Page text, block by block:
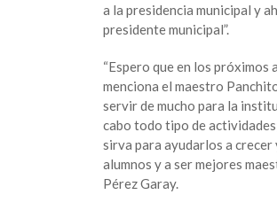
a la presidencia municipal y
presidente municipal”.
“Espero que en los próximos
menciona el maestro
servir de mucho para la
cabo todo tipo de
sirva para ayudarlos a crecer
alumnos y a ser mejores
Pérez Garay.